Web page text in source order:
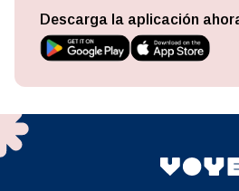
Descarga la aplicación